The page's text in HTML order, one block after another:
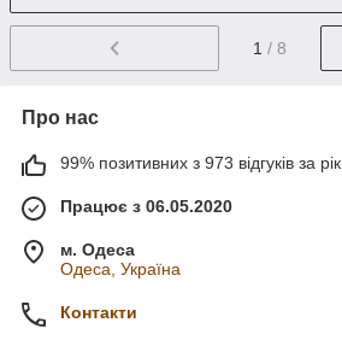
1 / 8
Про нас
99% позитивних з 973 відгуків за рік
Працює з 06.05.2020
м. Одеса
Одеса, Україна
Контакти